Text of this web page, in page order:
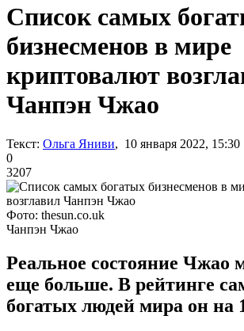
Список самых
бизнесменов в мире
криптовалют
Чанпэн Чжао
Текст: Ольга Яниви, 10 января 2022, 15:30
0
3207
Фото: thesun.co.uk
Чанпэн Чжао
Реальное состояние Чжао
еще больше. В рейтинге
богатых людей мира он на